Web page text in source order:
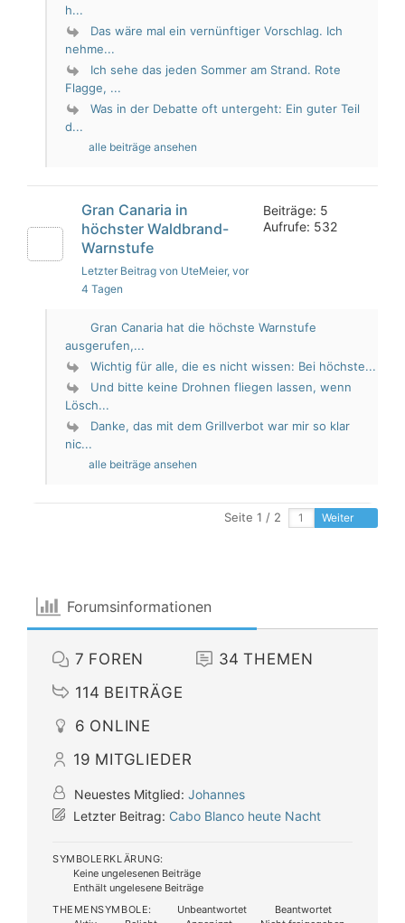
h...
Das wäre mal ein vernünftiger Vorschlag. Ich
nehme...
Ich sehe das jeden Sommer am Strand. Rote
Flagge, ...
Was in der Debatte oft untergeht: Ein guter Teil
d...
alle beiträge ansehen
Gran Canaria in
höchster Waldbrand-
Warnstufe
Letzter Beitrag von UteMeier, vor
4 Tagen
Beiträge: 5
Aufrufe: 532
Gran Canaria hat die höchste Warnstufe
ausgerufen,...
Wichtig für alle, die es nicht wissen: Bei höchste...
Und bitte keine Drohnen fliegen lassen, wenn
Lösch...
Danke, das mit dem Grillverbot war mir so klar
nic...
alle beiträge ansehen
Seite 1 / 2 Weiter
Forumsinformationen
7 FOREN 34 THEMEN
114 BEITRÄGE
6 ONLINE
19 MITGLIEDER
Neuestes Mitglied: Johannes
Letzter Beitrag: Cabo Blanco heute Nacht
SYMBOLERKLÄRUNG:
Keine ungelesenen Beiträge
Enthält ungelesene Beiträge
THEMENSYMBOLE:
Unbeantwortet
Beantwortet